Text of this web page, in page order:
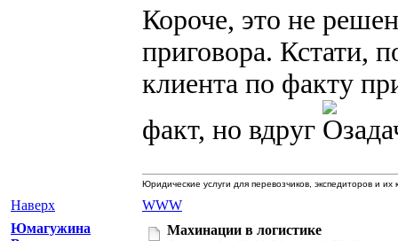
Короче, это не
приговора. Кстати,
клиента по факту
факт, но вдруг
Наверх
Юридические услуги для перевозчиков, экспедиторов и их
WWW
Юмагужина
Махинации в логистике